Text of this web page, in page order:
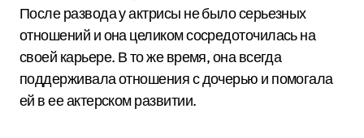
После развода у актрисы не было серьезных
отношений и она целиком сосредоточилась на
своей карьере. В то же время, она всегда
поддерживала отношения с дочерью и помогала
ей в ее актерском развитии.